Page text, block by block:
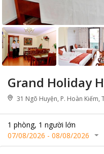
Grand Holiday
31 Ngõ Huyện, P. Hoàn Kiếm,
1 phòng, 1 người lớn
07/08/2026 - 08/08/2026